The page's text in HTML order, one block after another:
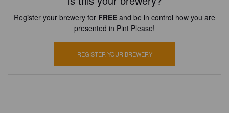
Register your brewery for FREE and be in control how you are
presented in Pint Please!
REGISTER YOUR BREWERY